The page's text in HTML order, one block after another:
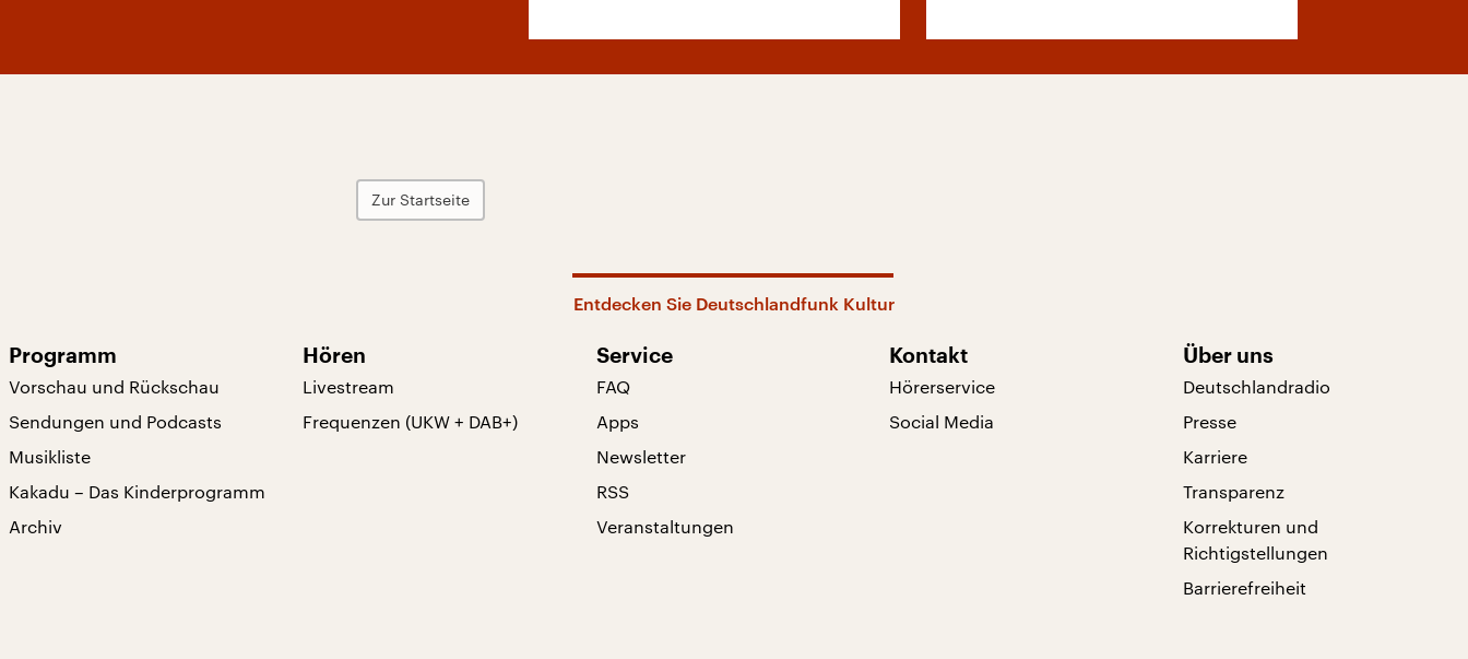
Zur Startseite
Entdecken Sie Deutschlandfunk Kultur
Programm
Vorschau und Rückschau
Sendungen und Podcasts
Musikliste
Kakadu – Das Kinderprogramm
Archiv
Hören
Livestream
Frequenzen (UKW + DAB+)
Service
FAQ
Apps
Newsletter
RSS
Veranstaltungen
Kontakt
Hörerservice
Social Media
Über uns
Deutschlandradio
Presse
Karriere
Transparenz
Korrekturen und
Richtigstellungen
Barrierefreiheit